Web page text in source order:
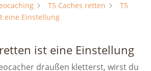
T5 Caches retten
T5
eine Einstellung
ist eine Einstellung
draußen kletterst, wirst du